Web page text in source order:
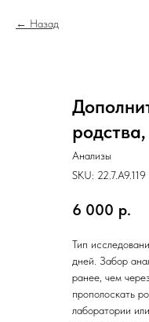
Назад
Анализы
SKU: 22.7.A9.119
6 000 р.
Тип
дней. Забор
ранее, чем
прополоскать
лаборатории